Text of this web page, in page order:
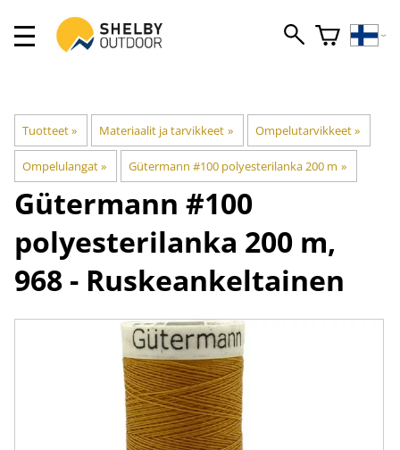
Tuotteet‪» Materiaalit ja tarvikkeet ‪» Ompelutarvikkeet‪»
Ompelulangat‪» Gütermann #100 polyesterilanka 200 m ‪»
Gütermann #100
polyesterilanka 200 m,
968 - Ruskeankeltainen